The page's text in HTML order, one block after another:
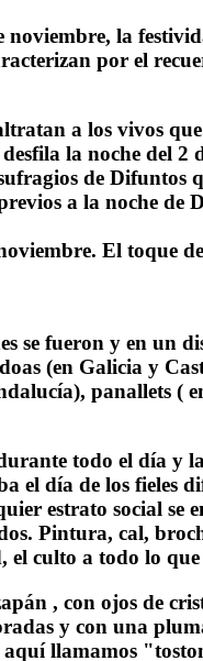
la
por el
a los vivos
la noche del 2
de Difuntos
a la noche de
El toque
se fueron y en un
(en Galicia y
panallets (
todo el día y
el día de los fieles
estrato social se
Pintura, cal,
culto a todo lo
, con ojos de
y con una
llamamos